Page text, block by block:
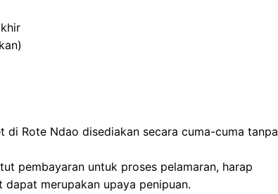
di Rote Ndao disediakan secara cuma-cuma tanpa
pembayaran untuk proses pelamaran, harap
merupakan upaya penipuan.